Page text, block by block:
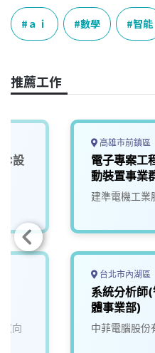
c
e
b
o
k
e
e
a
n
k
e
n
ａｉ 數學 智能
推薦工作
設
(向
高雄市前鎮區
電子專案工
動裝置事業
建準電機工業
台北市內湖區
系統分析師
體事業部)
中菲電腦股份